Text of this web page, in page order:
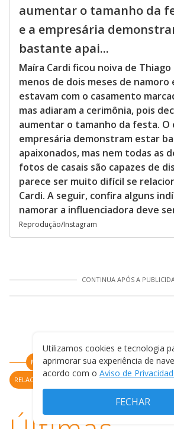
aumentar o tamanho da
e a empresária
bastante apai...
Maíra Cardi ficou noiva de
menos de dois meses de namoro
estavam com o casamento
mas adiaram a cerimônia, pois
aumentar o tamanho da festa. O
empresária demonstram estar
apaixonados, mas nem todas as
fotos de casais são capazes de
parece ser muito difícil se
Cardi. A seguir, confira alguns
namorar a influenciadora deve
Reprodução/Instagram
CONTINUA APÓS A
MAIRA CARDI THIAGO NIGRO EXS
RELACIONAMENTO
NAMORO CASAMENTO
Utilizamos cookies e tecnologia
aprimorar sua experiência de
acordo com o Aviso de
FECHAR